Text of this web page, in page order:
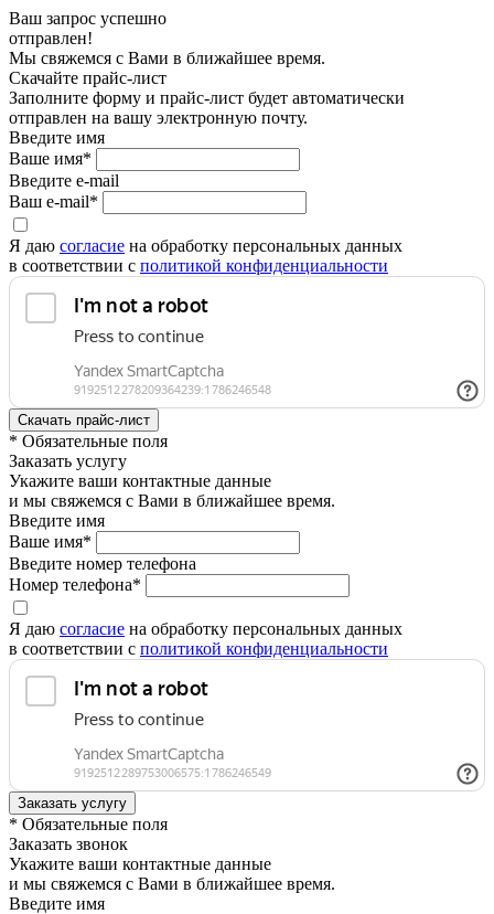
Ваш запрос успешно
отправлен!
Мы свяжемся с Вами в ближайшее время.
Скачайте прайс-лист
Заполните форму и прайс-лист будет автоматически
отправлен на вашу электронную почту.
Введите имя
Ваше имя*
Введите e-mail
Ваш e-mail*
Я даю согласие на обработку персональных данных
в соответствии с политикой конфиденциальности
* Обязательные поля
Заказать услугу
Укажите ваши контактные данные
и мы свяжемся с Вами в ближайшее время.
Введите имя
Ваше имя*
Введите номер телефона
Номер телефона*
Я даю согласие на обработку персональных данных
в соответствии с политикой конфиденциальности
* Обязательные поля
Заказать звонок
Укажите ваши контактные данные
и мы свяжемся с Вами в ближайшее время.
Введите имя